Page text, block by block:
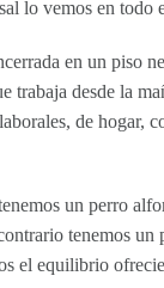
lo vemos en todo
en un piso
trabaja desde la
de hogar,
un perro
tenemos un
el equilibrio